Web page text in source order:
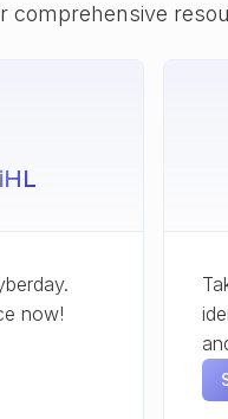
comprehensive
now!